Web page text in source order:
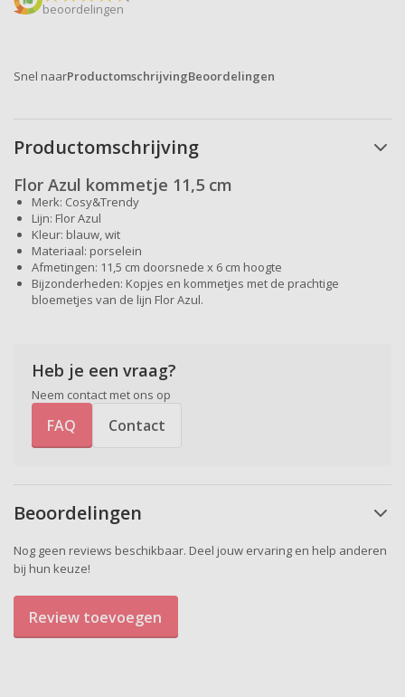
beoordelingen
Heb je een vraag?
Neem contact met ons op
FAQ Contact
Snel naarProductomschrijvingBeoordelingen
Productomschrijving
Flor Azul kommetje 11,5 cm
Merk: Cosy&Trendy
Lijn: Flor Azul
Kleur: blauw, wit
Materiaal: porselein
Afmetingen: 11,5 cm doorsnede x 6 cm hoogte
Bijzonderheden: Kopjes en kommetjes met de prachtige
bloemetjes van de lijn Flor Azul.
Beoordelingen
Nog geen reviews beschikbaar. Deel jouw ervaring en help anderen
bij hun keuze!
Review toevoegen